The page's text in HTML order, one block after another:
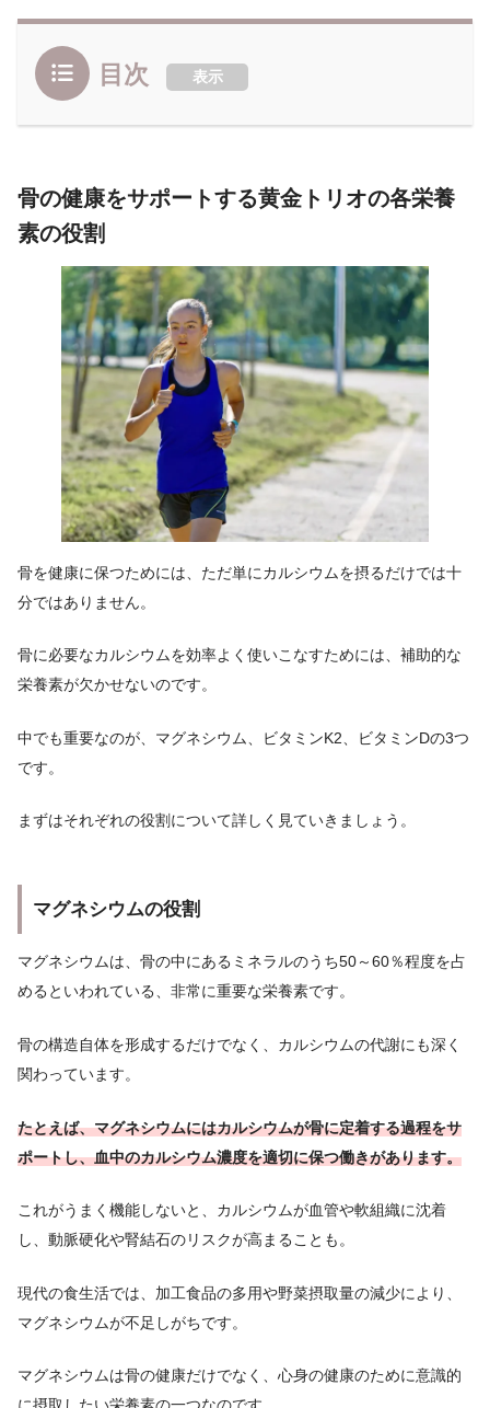
目次 表示
骨の健康をサポートする黄金トリオの各栄養
素の役割
骨を健康に保つためには、ただ単にカルシウムを摂るだけでは十
分ではありません。
骨に必要なカルシウムを効率よく使いこなすためには、補助的な
栄養素が欠かせないのです。
中でも重要なのが、マグネシウム、ビタミンK2、ビタミンDの3つ
です。
まずはそれぞれの役割について詳しく見ていきましょう。
マグネシウムの役割
マグネシウムは、骨の中にあるミネラルのうち50～60％程度を占
めるといわれている、非常に重要な栄養素です。
骨の構造自体を形成するだけでなく、カルシウムの代謝にも深く
関わっています。
たとえば、マグネシウムにはカルシウムが骨に定着する過程をサ
ポートし、血中のカルシウム濃度を適切に保つ働きがあります。
これがうまく機能しないと、カルシウムが血管や軟組織に沈着
し、動脈硬化や腎結石のリスクが高まることも。
現代の食生活では、加工食品の多用や野菜摂取量の減少により、
マグネシウムが不足しがちです。
マグネシウムは骨の健康だけでなく、心身の健康のために意識的